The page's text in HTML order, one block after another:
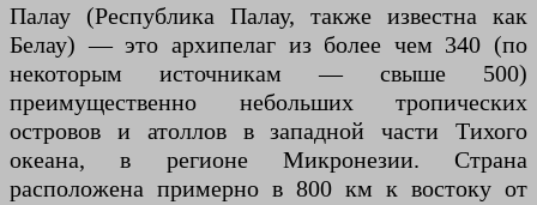
Палау (Республика Палау, также известна как
Белау) — это архипелаг из более чем 340 (по
некоторым источникам — свыше 500)
преимущественно небольших тропических
островов и атоллов в западной части Тихого
океана, в регионе Микронезии. Страна
расположена примерно в 800 км к востоку от